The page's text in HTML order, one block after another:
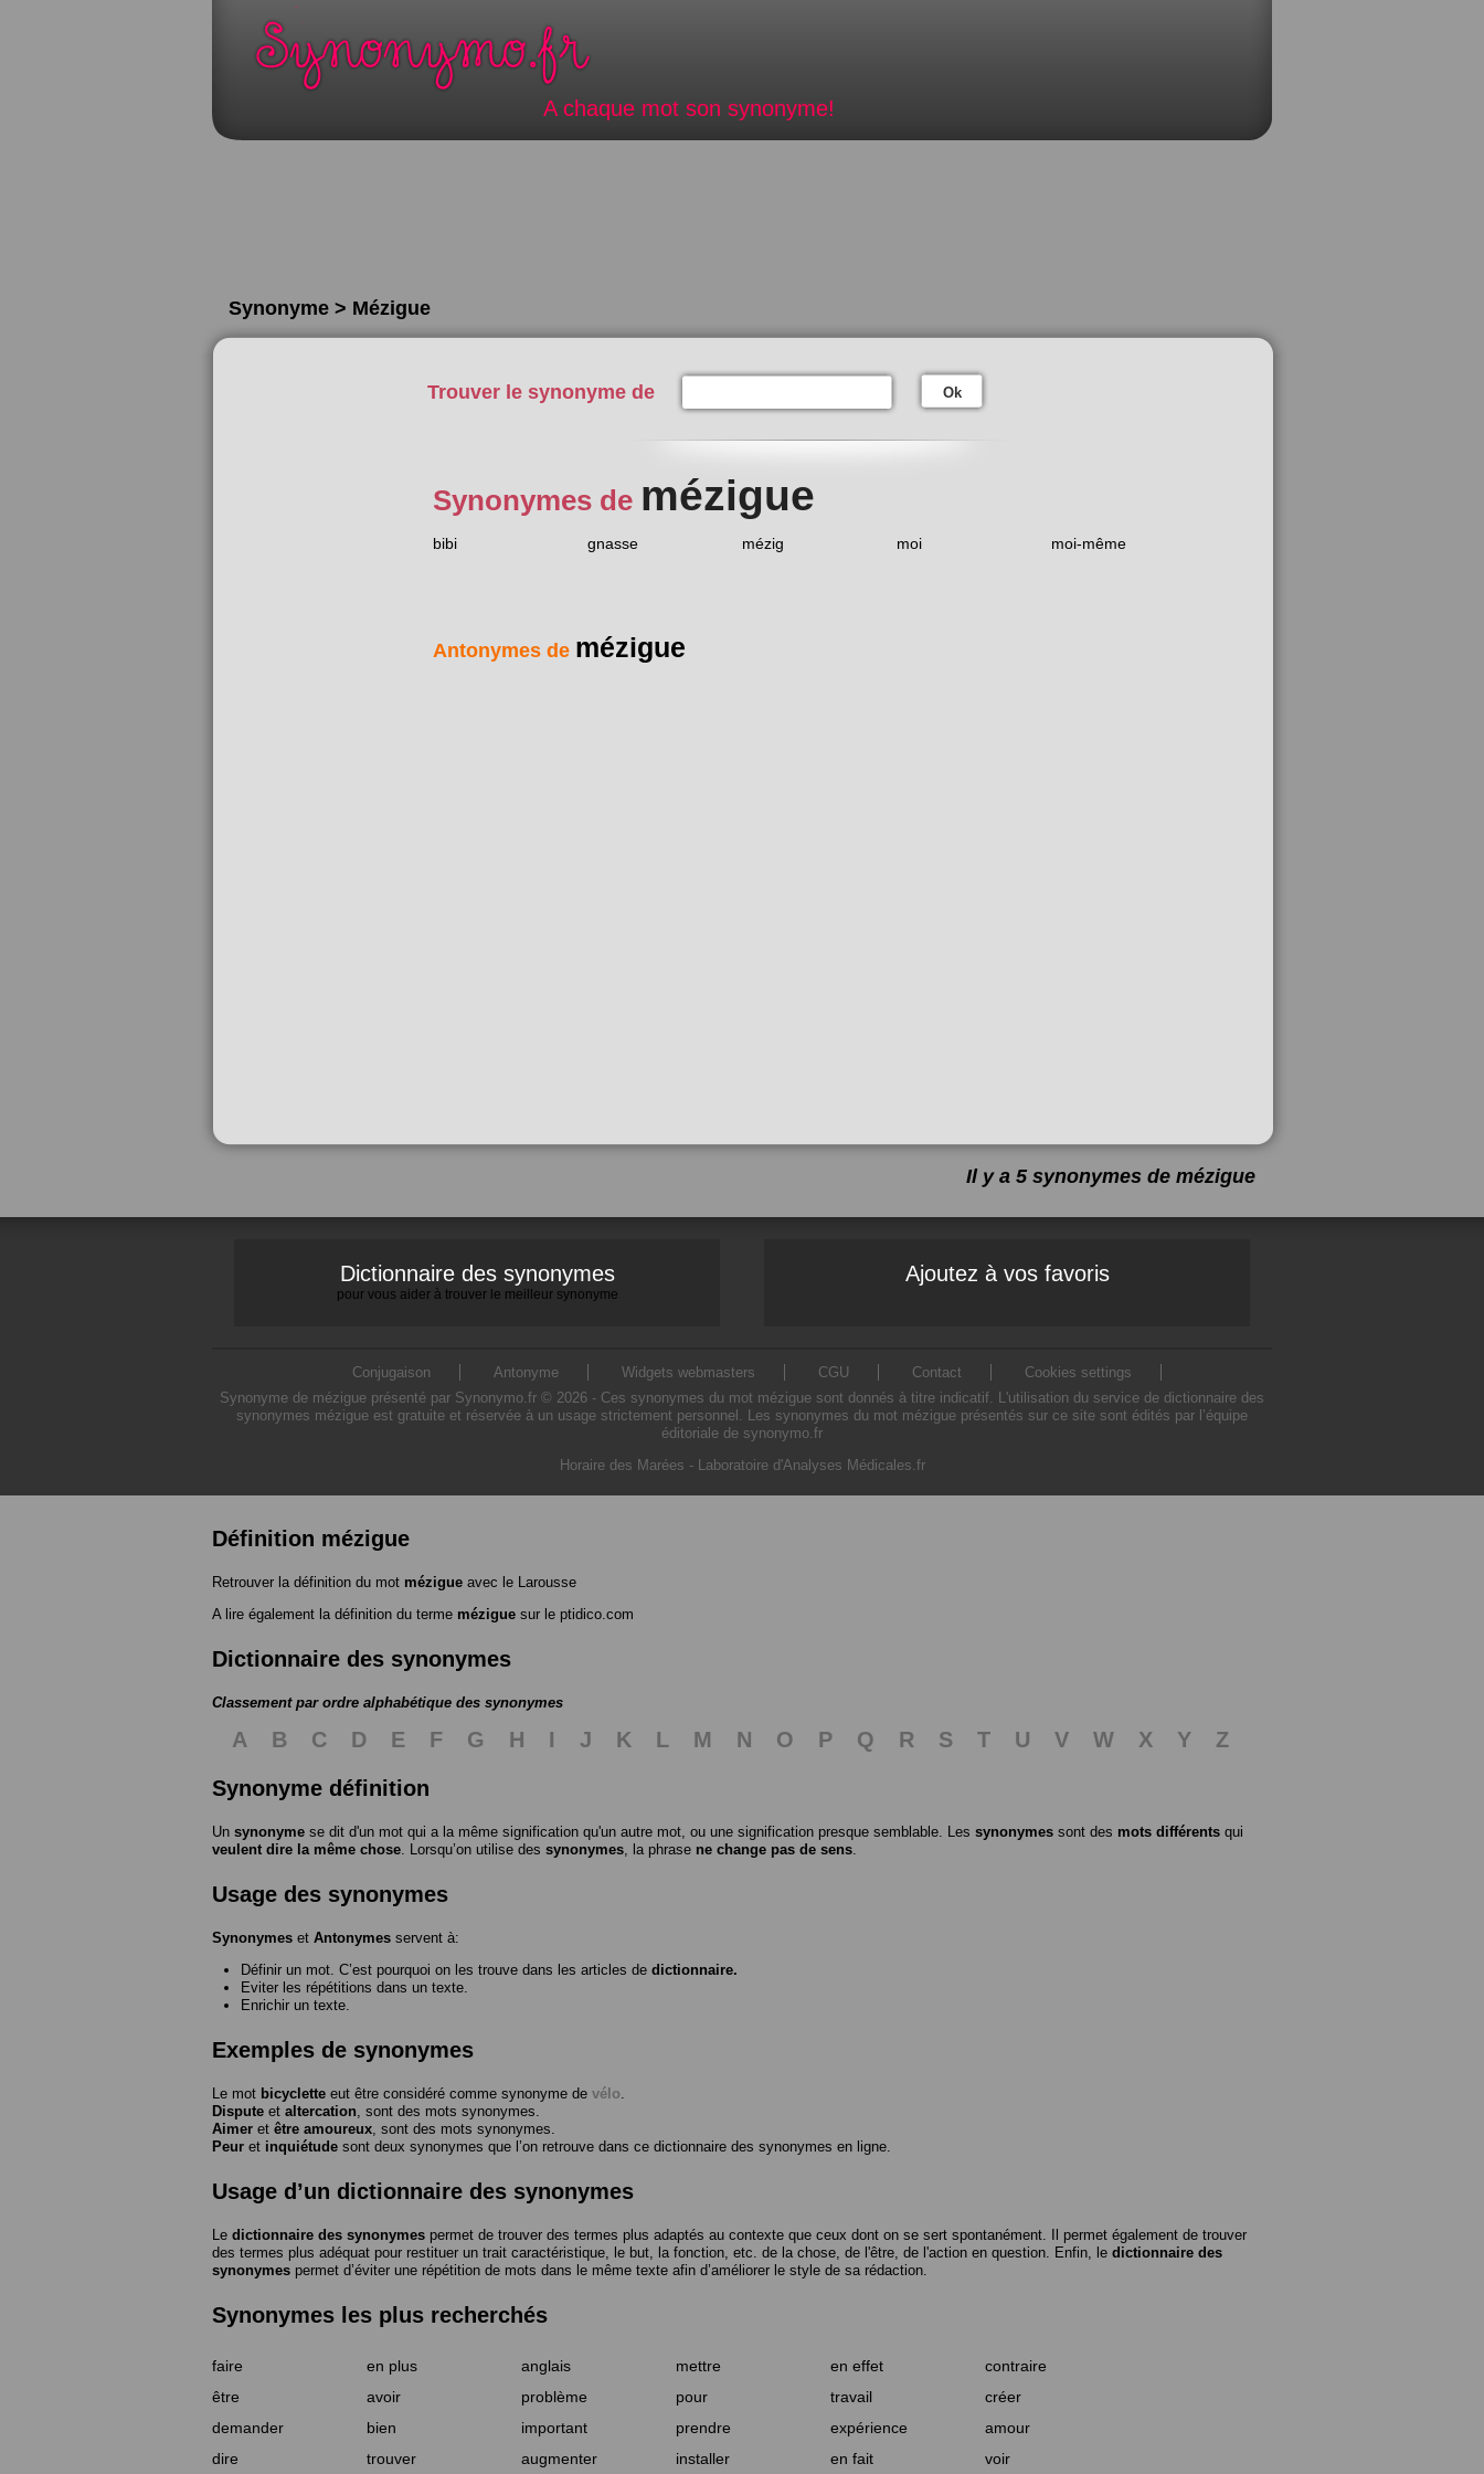
A chaque mot son synonyme!
Synonyme > Mézigue
Trouver le synonyme de Ok
Synonymes de mézigue
bibi gnasse mézig moi moi-même
Antonymes de mézigue
Il y a 5 synonymes de mézigue
Dictionnaire des synonymes
pour vous aider à trouver le meilleur synonyme
Ajoutez à vos favoris
Conjugaison Antonyme Widgets webmasters CGU Contact
Cookies settings
Synonyme de mézigue présenté par Synonymo.fr © 2026 - Ces synonymes du mot mézigue sont donnés à titre indicatif. L'utilisation du service de dictionnaire des
synonymes mézigue est gratuite et réservée à un usage strictement personnel. Les synonymes du mot mézigue présentés sur ce site sont édités par l’équipe
éditoriale de synonymo.fr
Horaire des Marées - Laboratoire d'Analyses Médicales.fr
Définition mézigue
Retrouver la définition du mot mézigue avec le Larousse
A lire également la définition du terme mézigue sur le ptidico.com
Dictionnaire des synonymes
Classement par ordre alphabétique des synonymes
A B C D E F G H I J K L M N O P Q R S T U V W X Y
Z
Synonyme définition
Un synonyme se dit d'un mot qui a la même signification qu'un autre mot, ou une signification presque semblable. Les synonymes sont des mots différents qui
veulent dire la même chose . Lorsqu’on utilise des synonymes , la phrase ne change pas de sens
Usage des synonymes
Synonymes et Antonymes servent à:
Définir un mot. C’est pourquoi on les trouve dans les articles de dictionnaire.
Eviter les répétitions dans un texte.
Enrichir un texte.
Exemples de synonymes
Le mot bicyclette eut être considéré comme synonyme de vélo
Dispute et altercation , sont des mots synonymes.
Aimer et être amoureux , sont des mots synonymes.
Peur et inquiétude sont deux synonymes que l’on retrouve dans ce dictionnaire des synonymes en ligne.
Usage d’un dictionnaire des synonymes
Le dictionnaire des synonymes permet de trouver des termes plus adaptés au contexte que ceux dont on se sert spontanément. Il permet également de trouver
des termes plus adéquat pour restituer un trait caractéristique, le but, la fonction, etc. de la chose, de l'être, de l'action en question. Enfin, le dictionnaire des
synonymes permet d’éviter une répétition de mots dans le même texte afin d’améliorer le style de sa rédaction.
Synonymes les plus recherchés
faire en plus anglais mettre en effet
contraire
être
avoir problème pour travail
créer
demander
bien important prendre expérience
amour
dire
trouver augmenter installer en fait voir